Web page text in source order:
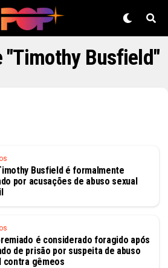
"Timothy Busfield"
Busfield é formalmente
por acusações de abuso sexual
é considerado foragido após
de prisão por suspeita de abuso
contra gêmeos